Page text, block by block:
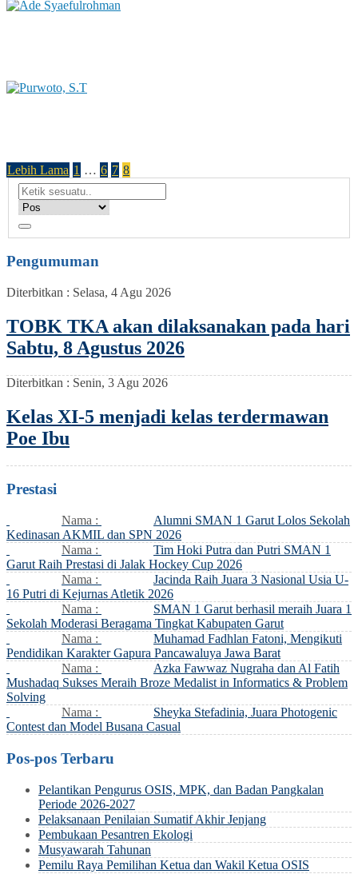
Lebih Lama 1 … 6 7 8
Pengumuman
Diterbitkan : Selasa, 4 Agu 2026
TOBK TKA akan dilaksanakan pada hari
Sabtu, 8 Agustus 2026
Diterbitkan : Senin, 3 Agu 2026
Kelas XI-5 menjadi kelas terdermawan
Poe Ibu
Prestasi
Nama :
Alumni SMAN 1 Garut Lolos Sekolah
Kedinasan AKMIL dan SPN 2026
Nama :
Tim Hoki Putra dan Putri SMAN 1
Garut Raih Prestasi di Jalak Hockey Cup 2026
Nama :
Jacinda Raih Juara 3 Nasional Usia U-
16 Putri di Kejurnas Atletik 2026
Nama :
SMAN 1 Garut berhasil meraih Juara 1
Sekolah Moderasi Beragama Tingkat Kabupaten Garut
Nama :
Muhamad Fadhlan Fatoni, Mengikuti
Pendidikan Karakter Gapura Pancawaluya Jawa Barat
Nama :
Azka Fawwaz Nugraha dan Al Fatih
Mushadaq Sukses Meraih Broze Medalist in Informatics & Problem
Solving
Nama :
Sheyka Stefadinia, Juara Photogenic
Contest dan Model Busana Casual
Pos-pos Terbaru
Pelantikan Pengurus OSIS, MPK, dan Badan Pangkalan
Periode 2026-2027
Pelaksanaan Penilaian Sumatif Akhir Jenjang
Pembukaan Pesantren Ekologi
Musyawarah Tahunan
Pemilu Raya Pemilihan Ketua dan Wakil Ketua OSIS